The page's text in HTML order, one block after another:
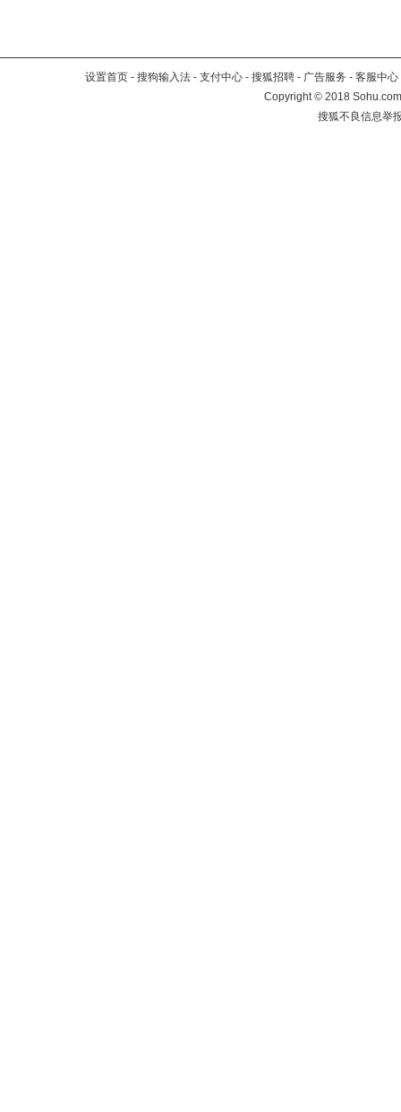
设置首页 - 搜狗输入法 - 支付中心 - 搜狐招聘 - 广告服务 - 客服中心
Copyright©2018
搜狐不良信息举